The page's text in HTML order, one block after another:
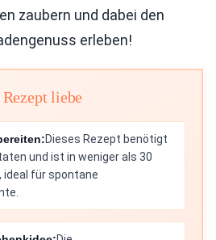
zaubern und dabei den
erleben!
liebe
Dieses Rezept benötigt
und ist in weniger als 30
ideal für spontane